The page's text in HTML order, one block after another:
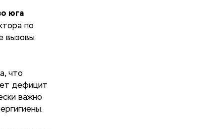
юга
по
вызовы
что
дефицит
важно